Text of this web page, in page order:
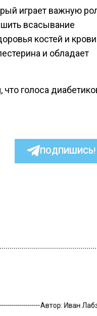
играет важную
всасывание
костей и
и обладает
, что голоса
ПОДПИШИСЬ!
Автор:Иван